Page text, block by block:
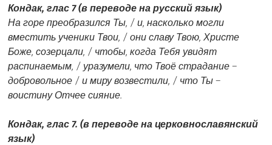
Кондак, глас 7 (в переводе на русский язык)
На горе преобразился Ты, / и, насколько могли
вместить ученики Твои, / они славу Твою, Христе
Боже, созерцали, / чтобы, когда Тебя увидят
распинаемым, / уразумели, что Твоё страдание –
добровольное / и миру возвестили, / что Ты –
воистину Отчее сияние.
Кондак, глас 7. (в переводе на церковнославянский
язык)